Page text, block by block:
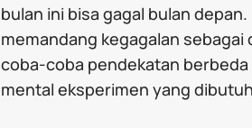
bulan ini bisa gagal bulan
memandang kegagalan sebagai
coba-coba pendekatan
mental eksperimen yang